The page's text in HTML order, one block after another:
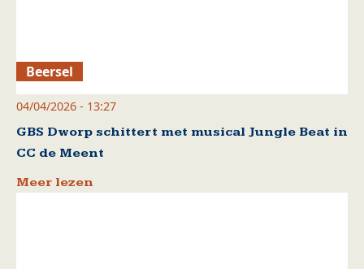
Beersel
04/04/2026 - 13:27
GBS Dworp schittert met musical Jungle Beat in
CC de Meent
Meer lezen